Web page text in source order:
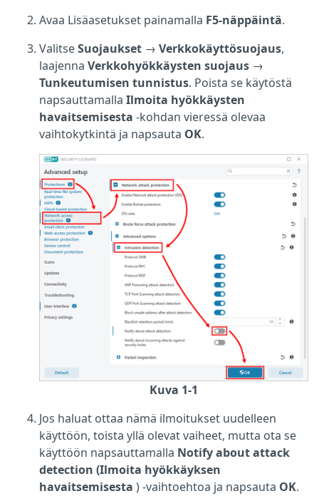
Avaa Lisäasetukset painamalla F5-näppäintä.
ValitseSuojaukset → Verkkokäyttösuojaus,
laajenna Verkkohyökkäysten suojaus →
Tunkeutumisen tunnistus. Poista se käytöstä
napsauttamalla Ilmoita hyökkäysten
havaitsemisesta -kohdan vieressä olevaa
vaihtokytkintä ja napsauta OK.
Kuva 1-1
Jos haluat ottaa nämä ilmoitukset uudelleen
käyttöön, toista yllä olevat vaiheet, mutta ota se
käyttöön napsauttamalla Notify about attack
detection (Ilmoita hyökkäyksen
havaitsemisesta ) -vaihtoehtoa ja napsauta OK.